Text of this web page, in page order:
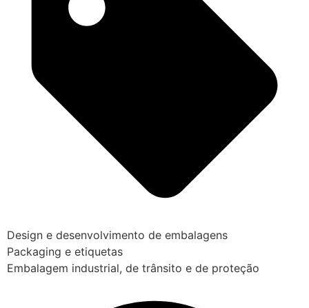
Design e desenvolvimento de embalagens
Packaging e etiquetas
Embalagem industrial, de trânsito e de proteção